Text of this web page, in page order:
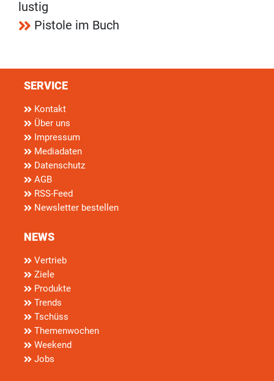
lustig
Pistole im Buch
SERVICE
Kontakt
Über uns
Impressum
Mediadaten
Datenschutz
AGB
RSS-Feed
Newsletter bestellen
NEWS
Vertrieb
Ziele
Produkte
Trends
Tschüss
Themenwochen
Weekend
Jobs